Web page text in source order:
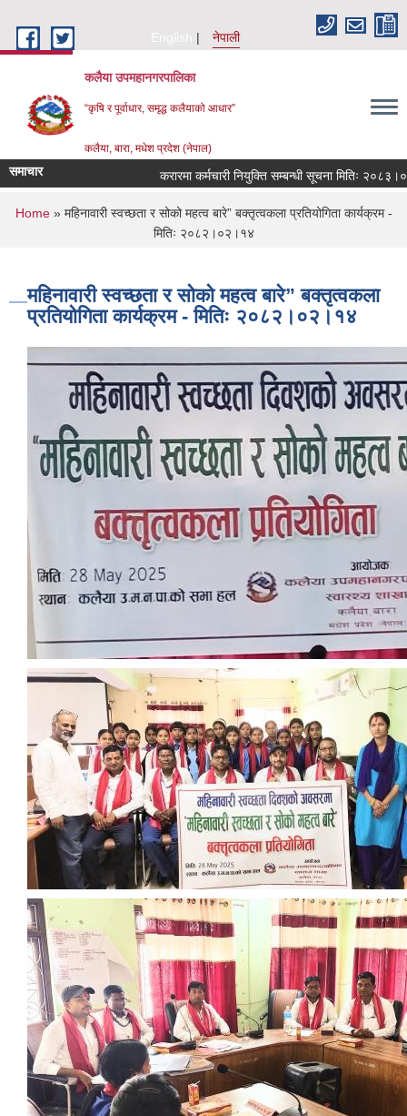
English
नेपाली
कलैया उपमहानगरपालिका
“कृषि र पूर्वाधार, समृद्ध कलैयाको आधार”
कलैया, बारा, मधेश प्रदेश (नेपाल)
समाचार करारमा कर्मचारी नियुक्ति सम्बन्धी सूचना मितिः २०८३।०४।२१
You are here
Home» महिनावारी स्वच्छता र सोको महत्व बारे” बक्तृत्वकला प्रतियोगिता कार्यक्रम -
मितिः २०८२।०२।१४
महिनावारी स्वच्छता र सोको महत्व बारे” बक्तृत्वकला
प्रतियोगिता कार्यक्रम - मितिः २०८२।०२।१४